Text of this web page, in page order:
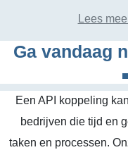
Lees
Ga vandaag
Een API koppeling
bedrijven die tijd en
taken en processen.